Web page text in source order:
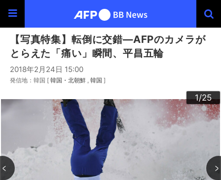
【写真特集】転倒に交錯―AFPのカメラが
とらえた「痛い」瞬間、平昌五輪
2018年2月24日 15:00
発信地：韓国 [ 韓国・北朝鮮 韓国 ]
1/25
2/25
3/25
4/25
5/25
6/25
7/25
8/25
9/25
10/25
11/25
12/25
13/25
14/25
15/25
16/25
17/25
18/25
19/25
20/25
21/25
22/25
23/25
24/25
25/25